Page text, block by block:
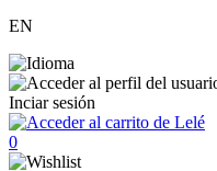
EN
Inciar sesión
0